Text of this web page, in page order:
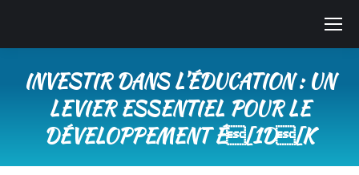
INVESTIR DANS L’ÉDUCATION : UN
LEVIER ESSENTIEL POUR LE
DÉVELOPPEMENT É[1D[K